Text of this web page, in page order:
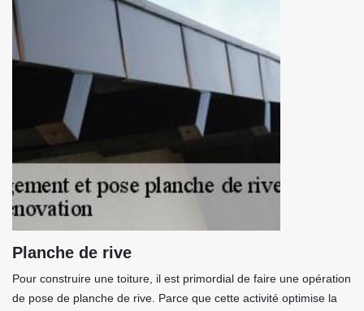
Planche de rive
Pour construire une toiture, il est primordial de faire une opération
de pose de planche de rive. Parce que cette activité optimise la